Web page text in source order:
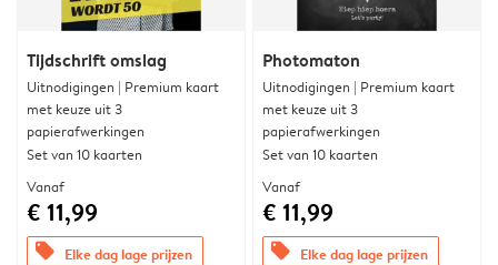
Tijdschrift omslag
Uitnodigingen | Premium kaart
met keuze uit 3
papierafwerkingen
Set van 10 kaarten
Vanaf
€ 11,99
offers Elke dag lage prijzen
Photomaton
Uitnodigingen | Premium kaart
met keuze uit 3
papierafwerkingen
Set van 10 kaarten
Vanaf
€ 11,99
offers Elke dag lage prijzen